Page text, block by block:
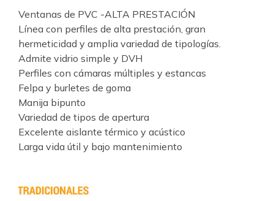
Ventanas de PVC -ALTA PRESTACIÓN
Línea con perfiles de alta prestación, gran
hermeticidad y amplia variedad de tipologías.
Admite vidrio simple y DVH
Perfiles con cámaras múltiples y estancas
Felpa y burletes de goma
Manija bipunto
Variedad de tipos de apertura
Excelente aislante térmico y acústico
Larga vida útil y bajo mantenimiento